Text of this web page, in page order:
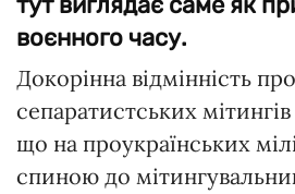
воєнного часу.
Докорінна відмінність
сепаратистських
що на проукраїнських
спиною до